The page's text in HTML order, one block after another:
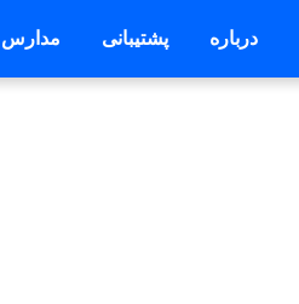
درباره پشتیبانی مدارس